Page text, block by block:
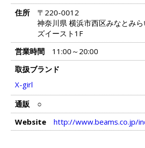
住所
〒220-0012
神奈川県 横浜市西区みなとみ
ズイースト1F
営業時間
11:00～20:00
取扱ブランド
X-girl
通販
○
Website
http://www.beams.co.jp/